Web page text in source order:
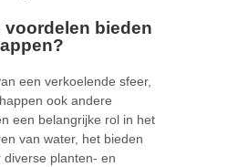
voordelen bieden
een verkoelende sfeer,
ook andere
een belangrijke rol in het
van water, het bieden
planten- en